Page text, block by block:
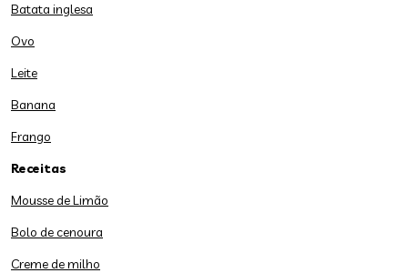
Batata inglesa
Ovo
Leite
Banana
Frango
Receitas
Mousse de Limão
Bolo de cenoura
Creme de milho